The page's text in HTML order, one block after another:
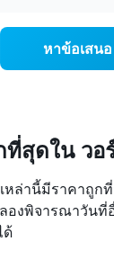
หาข้อเสนอ
ที่สุดใน ว
ล่านี้มีราคาถูก
องพิจารณาวัน
ด้